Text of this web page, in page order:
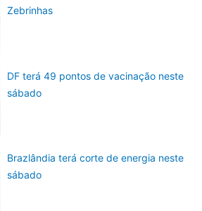
Zebrinhas
DF terá 49 pontos de vacinação neste
sábado
Brazlândia terá corte de energia neste
sábado